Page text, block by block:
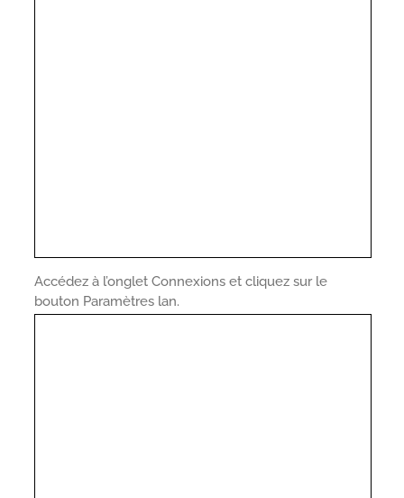
Accédez à l’onglet Connexions et cliquez sur le
bouton Paramètres lan.